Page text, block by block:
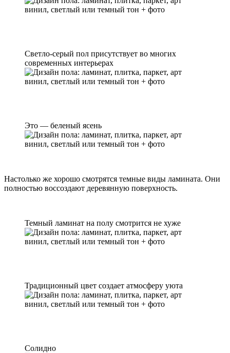
Светло-серый пол присутствует во многих
современных интерьерах
Это — беленый ясень
Настолько же хорошо смотрятся темные виды ламината. Они
полностью воссоздают деревянную поверхность.
Темный ламинат на полу смотрится не хуже
Традиционный цвет создает атмосферу уюта
Солидно